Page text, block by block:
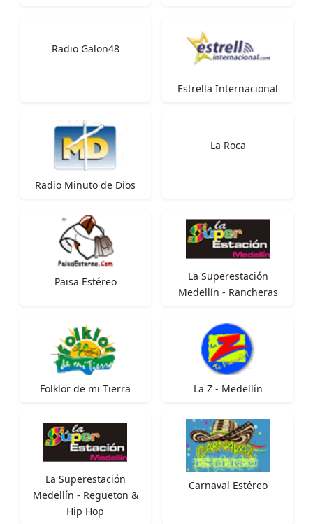
Radio Galon48
Estrella Internacional
Radio Minuto de Dios
La Roca
Paisa Estéreo
La Superestación
Medellín - Rancheras
Folklor de mi Tierra La Z - Medellín
La Superestación
Medellín - Regueton &
Hip Hop
Carnaval Estéreo